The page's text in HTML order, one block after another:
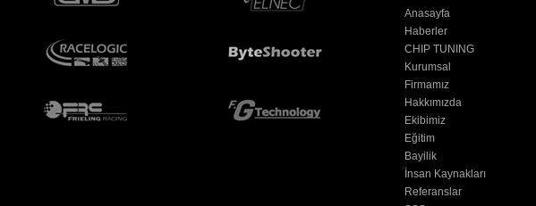
Anasayfa
Haberler
CHIP TUNING
Kurumsal
Firmamız
Hakkımızda
Ekibimiz
Eğitim
Bayilik
İnsan Kaynakları
Referanslar